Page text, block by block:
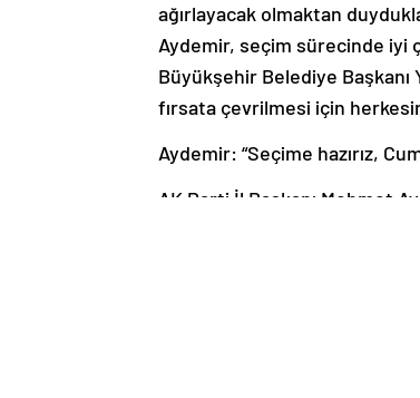
ağırlayacak olmaktan
Aydemir, seçim sürecinde iyi
Büyükşehir Belediye Başkanı
fırsata çevrilmesi için
Aydemir: “Seçime hazırız,
AK Parti İl Başkanı Mehmet